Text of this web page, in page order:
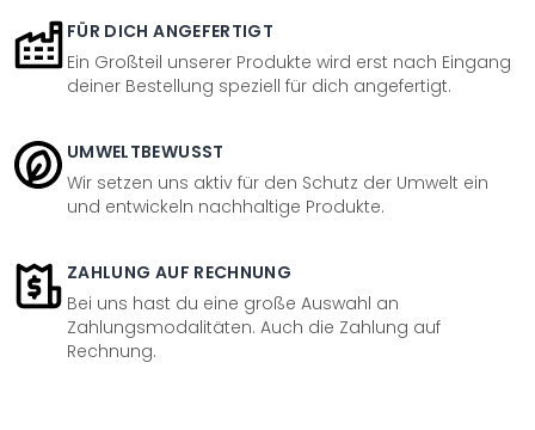
FÜR DICH ANGEFERTIGT
Ein Großteil unserer Produkte wird erst nach Eingang
deiner Bestellung speziell für dich angefertigt.
UMWELTBEWUSST
Wir setzen uns aktiv für den Schutz der Umwelt ein
und entwickeln nachhaltige Produkte.
ZAHLUNG AUF RECHNUNG
Bei uns hast du eine große Auswahl an
Zahlungsmodalitäten. Auch die Zahlung auf
Rechnung.